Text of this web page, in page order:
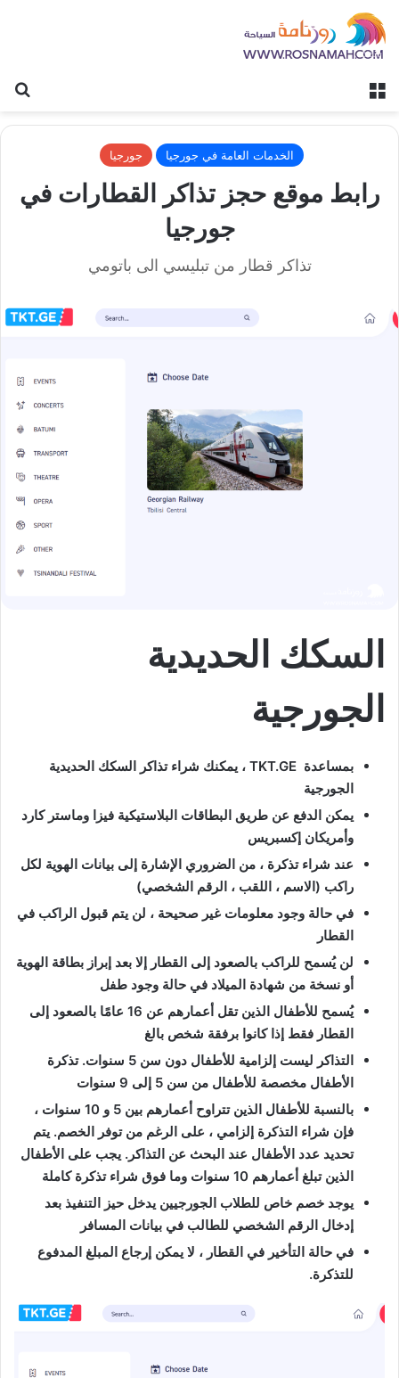
الخدمات العامة في جورجيا جورجيا
رابط موقع حجز تذاكر القطارات في
جورجيا
تذاكر قطار من تبليسي الى باتومي
السكك الحديدية
الجورجية
بمساعدة TKT.GE ، يمكنك شراء تذاكر السكك الحديدية
الجورجية
يمكن الدفع عن طريق البطاقات البلاستيكية فيزا وماستر كارد
وأمريكان إكسبريس
عند شراء تذكرة ، من الضروري الإشارة إلى بيانات الهوية لكل
راكب (الاسم ، اللقب ، الرقم الشخصي)
في حالة وجود معلومات غير صحيحة ، لن يتم قبول الراكب في
القطار
لن يُسمح للراكب بالصعود إلى القطار إلا بعد إبراز بطاقة الهوية
أو نسخة من شهادة الميلاد في حالة وجود طفل
يُسمح للأطفال الذين تقل أعمارهم عن 16 عامًا بالصعود إلى
القطار فقط إذا كانوا برفقة شخص بالغ
التذاكر ليست إلزامية للأطفال دون سن 5 سنوات. تذكرة
الأطفال مخصصة للأطفال من سن 5 إلى 9 سنوات
بالنسبة للأطفال الذين تتراوح أعمارهم بين 5 و 10 سنوات ،
فإن شراء التذكرة إلزامي ، على الرغم من توفر الخصم. يتم
تحديد عدد الأطفال عند البحث عن التذاكر. يجب على الأطفال
الذين تبلغ أعمارهم 10 سنوات وما فوق شراء تذكرة كاملة
يوجد خصم خاص للطلاب الجورجيين يدخل حيز التنفيذ بعد
إدخال الرقم الشخصي للطالب في بيانات المسافر
في حالة التأخير في القطار ، لا يمكن إرجاع المبلغ المدفوع
للتذكرة.